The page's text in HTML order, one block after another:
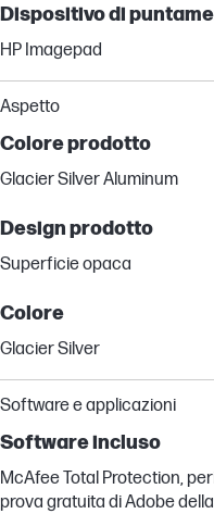
Dispositivo di
HP Imagepad
Aspetto
Colore prodotto
Glacier Silver Aluminum
Design prodotto
Superficie opaca
Colore
Glacier Silver
Software e applicazioni
Software incluso
McAfee Total Protection,
prova gratuita di Adobe